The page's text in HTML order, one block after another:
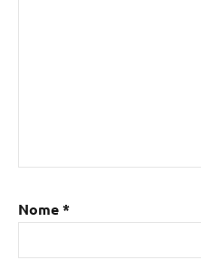
Nome*